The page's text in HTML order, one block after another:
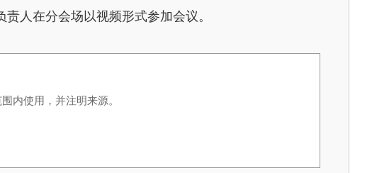
人在分会场以视频形式参加会议。
内使用，并注明来源。